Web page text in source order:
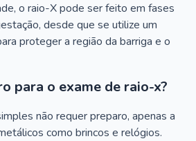
o raio-X pode ser feito em fases
desde que se utilize um
proteger a região da barriga e o
para o exame de raio-x?
não requer preparo, apenas a
como brincos e relógios.